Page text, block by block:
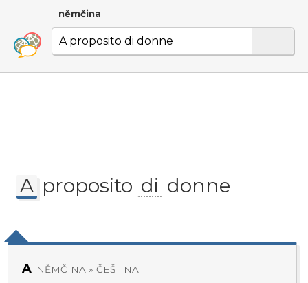
němčina
A proposito di donne
A NĚMČINA » ČEŠTINA